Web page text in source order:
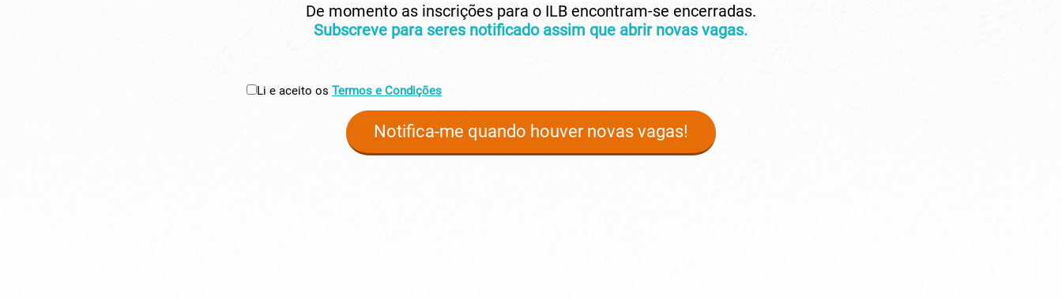
De momento as inscrições para o ILB encontram-se encerradas.
Subscreve para seres notificado assim que abrir novas vagas.
Li e aceito os Termos e Condições
Notifica-me quando houver novas vagas!